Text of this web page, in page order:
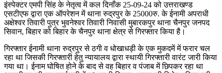
इंस्पेक्टर एमपी सिंह के नेतृत्व में कल दिनाँक 25-09-24 को उत्तराखण्ड
एसटीएफ द्वारा एक ऑपरेशन में थाना रुद्रपुर के 25000रु. के ईनामी अपराधी
अक्षेश्वर तिवारी पुत्र भुवनेश्वर तिवारी निवासी मुबारकपुर थाना चैनपुर जनपद
सिवान, बिहार को बिहार के चैनपुर थाना क्षेत्र से गिरफ्तार किया है।
गिरफ्तार ईनामी थाना रुद्रपुर से ठगी व धोखाधड़ी के एक मुकदमें में फरार चल
रहा था जिसकी गिरफ्तारी हेतु न्यायालय द्वारा स्थायी गिरफ्तारी वारंट जारी किया
गया था। ईनाम घोषित होने के बाद से वह बिहार व पंजाब में छिपकर रहा था